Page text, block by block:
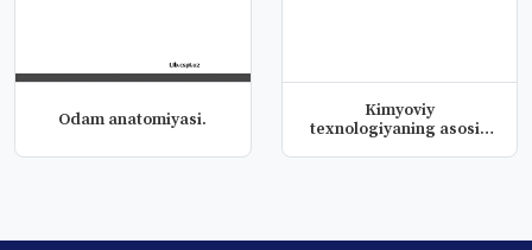
Odam anatomiyasi.
Kimyoviy
texnologiyaning asosiy